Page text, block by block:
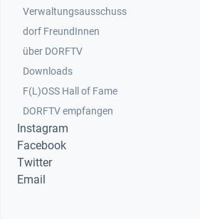
Verwaltungsausschuss
dorf FreundInnen
Footer 3
über DORFTV
Downloads
F(L)OSS Hall of Fame
Footer 4
DORFTV empfangen
Instagram
Facebook
Twitter
Email